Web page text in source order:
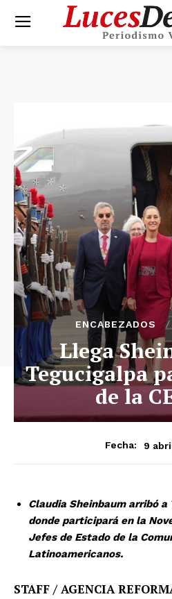
ENCABEZADOS
Llega
Tegucigalpa
de la
Fecha: 9
Claudia Sheinbaum arribó a
donde participará en la
Jefes de Estado de la
Latinoamericanos.
STAFF / AGENCIA